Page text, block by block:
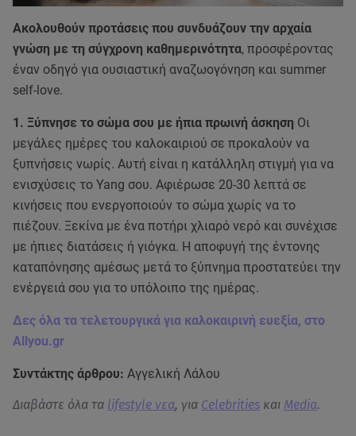
Ακολουθούν προτάσεις που συνδυάζουν την αρχαία
γνώση με τη σύγχρονη καθημερινότητα, προσφέροντας
έναν οδηγό για ουσιαστική αναζωογόνηση και summer
self-love.
1. Ξύπνησε το σώμα σου με ήπια πρωινή άσκηση Οι
μεγάλες ημέρες του καλοκαιριού σε προκαλούν να
ξυπνήσεις νωρίς. Αυτή είναι η κατάλληλη στιγμή για να
ενισχύσεις το Yang σου. Αφιέρωσε 20-30 λεπτά σε
κινήσεις που ενεργοποιούν το σώμα χωρίς να το
πιέζουν. Ξεκίνα με ένα ποτήρι χλιαρό νερό και συνέχισε
με ήπιες διατάσεις ή γιόγκα. Η αποφυγή της έντονης
καταπόνησης αμέσως μετά το ξύπνημα προστατεύει την
ενέργειά σου για το υπόλοιπο της ημέρας.
Δες όλα τα τελετουργικά για καλοκαιρινή ευεξία, στο
Allyou.gr
Συντάκτης άρθρου: Αγγελική Λάλου
Διαβάστε όλα τα lifestyle νεα, για Celebrities και Media.